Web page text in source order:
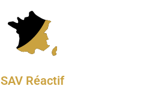
SAV Réactif